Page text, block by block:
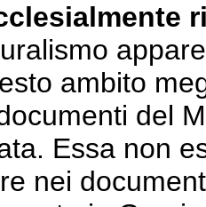
ambito
del
Essa non
nei